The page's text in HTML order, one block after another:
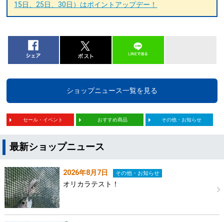
15日、25日、30日）はポイントアップデー！
ショップニュース一覧を見る
セール・イベント おすすめ商品 その他・お知らせ
最新ショップニュース
2026年8月7日 その他・お知らせ
オリカラテスト！